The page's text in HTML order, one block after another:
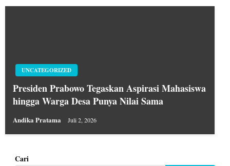
UNCATEGORIZED
Presiden Prabowo Tegaskan Aspirasi Mahasiswa
hingga Warga Desa Punya Nilai Sama
Andika Pratama Juli 2, 2026
Cari